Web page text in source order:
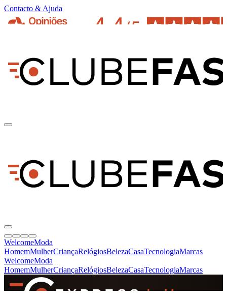
Contacto & Ajuda
WelcomeModa
HomemMulherCriançaRelógiosBelezaCasaTecnologiaMarcas
WelcomeModa
HomemMulherCriançaRelógiosBelezaCasaTecnologiaMarcas